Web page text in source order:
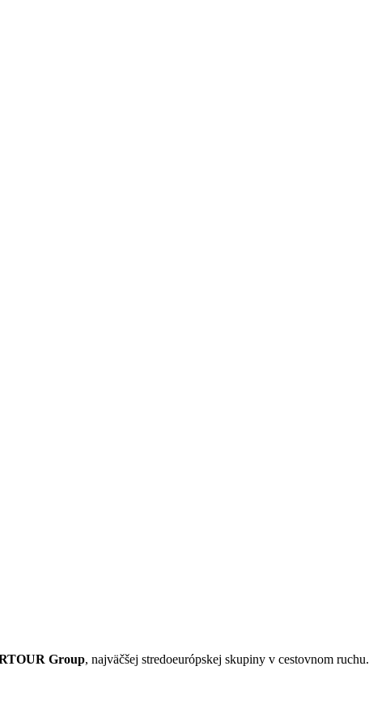
sušič vlasov, WC)
Group, najväčšej stredoeurópskej skupiny v cestovnom ruchu.